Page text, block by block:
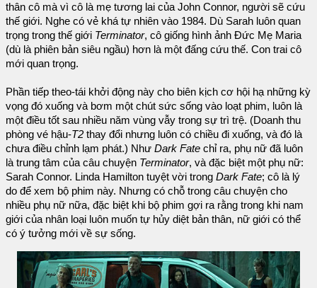
thân cô mà vì cô là mẹ tương lai của John Connor, người sẽ cứu
thế giới. Nghe có vẻ khá tự nhiên vào 1984. Dù Sarah luôn quan
trọng trong thế giới Terminator, cô giống hình ảnh Đức Mẹ Maria
(dù là phiên bản siêu ngầu) hơn là một đấng cứu thế. Con trai cô
mới quan trọng.
Phần tiếp theo-tái khởi động này cho biên kịch cơ hội hạ những kỳ
vọng đó xuống và bơm một chút sức sống vào loạt phim, luôn là
một điều tốt sau nhiều năm vùng vẫy trong sự trì trệ. (Doanh thu
phòng vé hậu-T2 thay đổi nhưng luôn có chiều đi xuống, và đó là
chưa điều chỉnh lạm phát.) Như Dark Fate chỉ ra, phụ nữ đã luôn
là trung tâm của câu chuyện Terminator, và đặc biệt một phụ nữ:
Sarah Connor. Linda Hamilton tuyệt vời trong Dark Fate; cô là lý
do để xem bộ phim này. Nhưng có chỗ trong câu chuyện cho
nhiều phụ nữ nữa, đặc biệt khi bộ phim gợi ra rằng trong khi nam
giới của nhân loại luôn muốn tự hủy diệt bản thân, nữ giới có thể
có ý tưởng mới về sự sống.